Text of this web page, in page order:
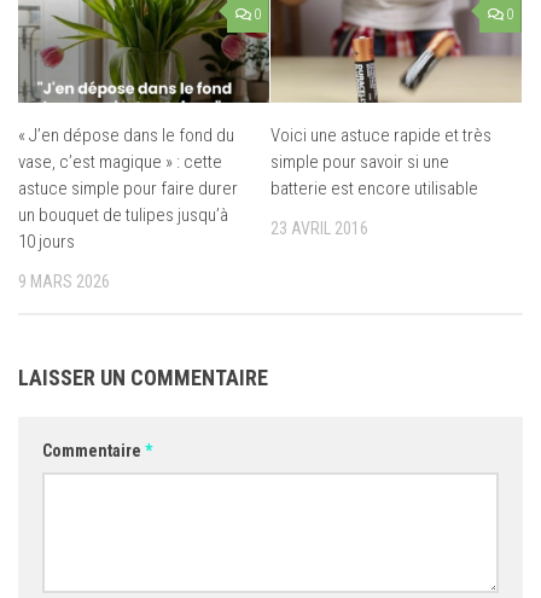
0
« J’en dépose dans le fond du
vase, c’est magique » : cette
astuce simple pour faire durer
un bouquet de tulipes jusqu’à
10 jours
9 MARS 2026
0
Voici une astuce rapide et très
simple pour savoir si une
batterie est encore utilisable
23 AVRIL 2016
LAISSER UN COMMENTAIRE
Commentaire *